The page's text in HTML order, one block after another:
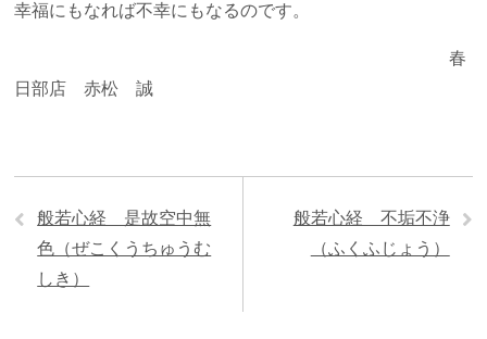
幸福にもなれば不幸にもなるのです。
春
日部店 赤松 誠
般若心経 是故空中無
色（ぜこくうちゅうむ
しき）
般若心経 不垢不浄
（ふくふじょう）